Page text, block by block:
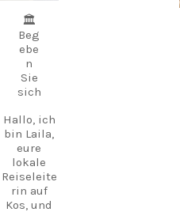
🏛️
Beg
ebe
n
Sie
sich
Hallo, ich
bin Laila,
eure
lokale
Reiseleite
rin auf
Kos, und